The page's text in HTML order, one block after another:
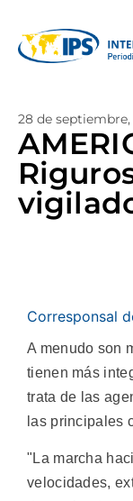
28 de septiembre,
Corresponsal
A menudo son
tienen más
trata de las
las principales
"La marcha
velocidades,